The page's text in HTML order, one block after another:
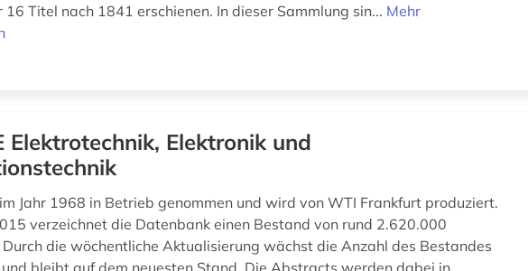
16 Titel nach 1841 erschienen. In dieser Sammlung sin... Mehr
Elektrotechnik, Elektronik und
Jahr 1968 in Betrieb genommen und wird von WTI Frankfurt produziert.
verzeichnet die Datenbank einen Bestand von rund 2.620.000
die wöchentliche Aktualisierung wächst die Anzahl des Bestandes